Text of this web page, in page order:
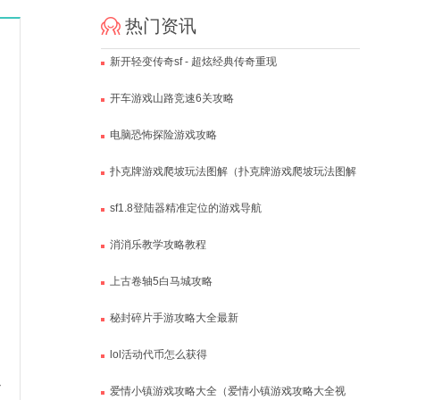
热门资讯
新开轻变传奇sf - 超炫经典传奇重现
开车游戏山路竞速6关攻略
电脑恐怖探险游戏攻略
扑克牌游戏爬坡玩法图解（扑克牌游戏爬坡玩法图解
sf1.8登陆器精准定位的游戏导航
消消乐教学攻略教程
上古卷轴5白马城攻略
秘封碎片手游攻略大全最新
lol活动代币怎么获得
爱情小镇游戏攻略大全（爱情小镇游戏攻略大全视